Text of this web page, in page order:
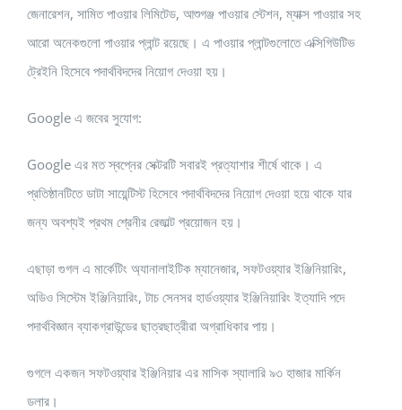
জেনারেশন, সামিত পাওয়ার লিমিটেড, আশুগঞ্জ পাওয়ার স্টেশন, ম্যাক্স পাওয়ার সহ
আরো অনেকগুলো পাওয়ার প্লান্ট রয়েছে। এ পাওয়ার প্লান্টগুলোতে এক্সিগিউটিভ
ট্রেইনি হিসেবে পদার্থবিদদের নিয়োগ দেওয়া হয়।
Google এ জবের সুযোগ:
Google এর মত স্বপ্নের সেক্টরটি সবারই প্রত্যাশার শীর্ষে থাকে। এ
প্রতিষ্ঠানটিতে ডাটা সায়েন্টিস্ট হিসেবে পদার্থবিদদের নিয়োগ দেওয়া হয়ে থাকে যার
জন্য অবশ্যই প্রথম শ্রেনীর রেজাল্ট প্রয়োজন হয়।
এছাড়া গুগল এ মার্কেটিং অ্যানালাইটিক ম্যানেজার, সফটওয়্যার ইঞ্জিনিয়ারিং,
অডিও সিস্টেম ইঞ্জিনিয়ারিং, টাচ সেনসর হার্ডওয়্যার ইঞ্জিনিয়ারিং ইত্যাদি পদে
পদার্থবিজ্ঞান ব্যাকগ্রাউন্ডের ছাত্রছাত্রীরা অগ্রাধিকার পায়।
গুগলে একজন সফটওয়্যার ইঞ্জিনিয়ার এর মাসিক স্যালারি ৯৩ হাজার মার্কিন
ডলার।